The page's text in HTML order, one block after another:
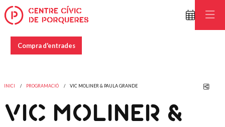
Compra d'entrades
INICI PROGRAMACIÓ VIC MOLINER & PAULA GRANDE
VIC MOLINER &